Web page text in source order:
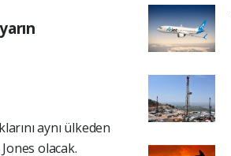
aynı ülkeden
olacak.